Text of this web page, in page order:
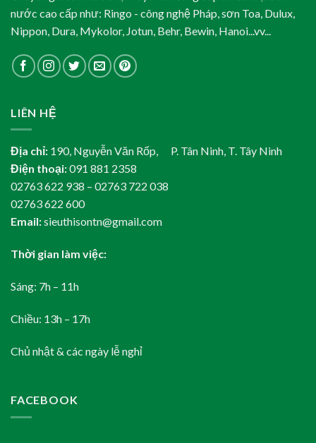
nước cao cấp như: Ringo - công nghệ Pháp, sơn Toa, Dulux,
Nippon, Dura, Mykolor, Jotun, Behr, Bewin, Hanoi...vv...
LIÊN HỆ
Địa chỉ: 190, Nguyễn Văn Rốp, P. Tân Ninh, T. Tây Ninh
Điện thoại:091 881 2358
02763 622 938 – 02763 722 038
02763 622 600
Email:sieuthisontn@gmail.com
Thời gian làm việc:
Sáng: 7h – 11h
Chiều: 13h – 17h
Chủ nhật & các ngày lễ nghỉ
FACEBOOK